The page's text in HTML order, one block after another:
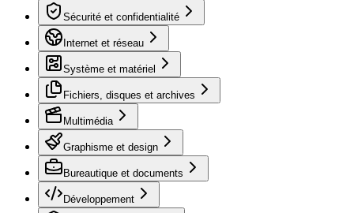
Sécurité et confidentialité
Internet et réseau
Système et matériel
Fichiers, disques et archives
Multimédia
Graphisme et design
Bureautique et documents
Développement